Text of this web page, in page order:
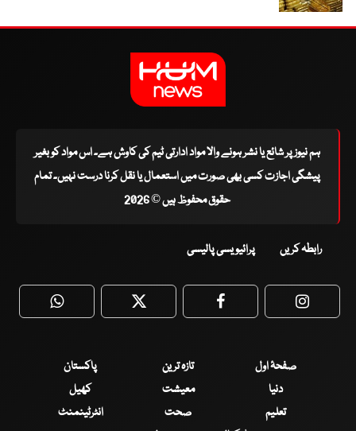
ہم نیوز پر شائع یا نشر ہونے والا مواد ادارتی ٹیم کی کاوش ہے۔ اس مواد کو بغیر
پیشگی اجازت کسی بھی صورت میں استعمال یا نقل کرنا درست نہیں۔ تمام
حقوق محفوظ ہیں © 2026
رابطہ کریں پرائیویسی پالیسی
WhatsApp Twitter Facebook
صفحۂ اول تازہ ترین
پاکستان
دنیا
معیشت
کھیل
تعلیم
صحت
انٹرٹینمنٹ